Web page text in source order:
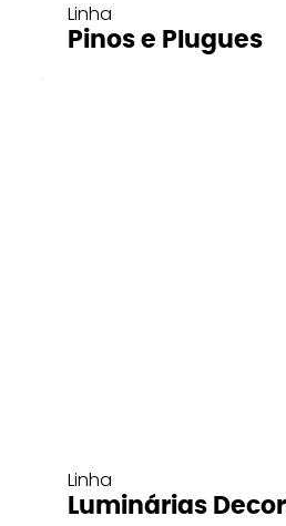
Linha
Pinos e Plugues
Linha
Luminárias